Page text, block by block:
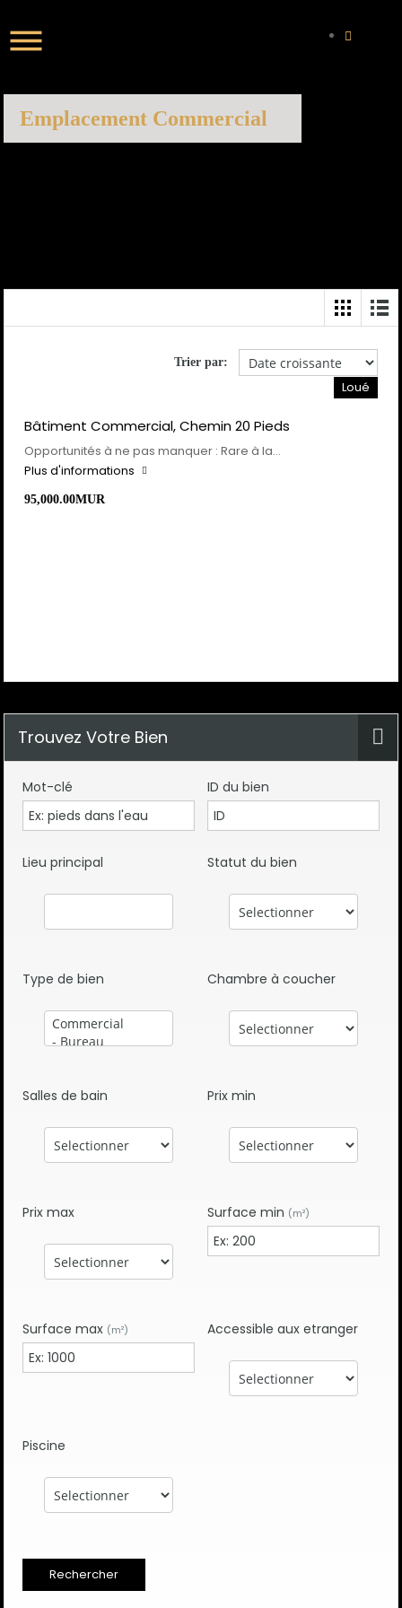
Emplacement Commercial
Trier par:
Loué
Bâtiment Commercial, Chemin 20 Pieds
Opportunités à ne pas manquer : Rare à la…
Plus d'informations
95,000.00MUR
Trouvez Votre Bien
Mot-clé ID du bien
Lieu principal Statut du bien
Type de bien Chambre à coucher
Salles de bain Prix min
Prix max Surface min (m²)
Surface max (m²) Accessible aux etranger
Piscine